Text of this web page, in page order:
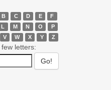
B C D E
F
L M N O
P
V W X Y Z
letters: